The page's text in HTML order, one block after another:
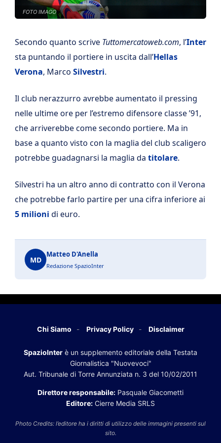
FOTO IMAGO
Secondo quanto scrive Tuttomercatoweb.com, l’Inter
sta puntando il portiere in uscita dall’Hellas
Verona, Marco Silvestri.
Il club nerazzurro avrebbe aumentato il pressing
nelle ultime ore per l’estremo difensore classe ’91,
che arriverebbe come secondo portiere. Ma in
base a quanto visto con la maglia del club scaligero
potrebbe guadagnarsi la maglia da titolare.
Silvestri ha un altro anno di contratto con il Verona
che potrebbe farlo partire per una cifra inferiore ai
5 milioni di euro.
MD
Matteo D'Anella
Redazione SpazioInter
Chi Siamo Privacy Policy Disclaimer
SpazioInter è un supplemento editoriale della Testata
Giornalistica "Nuovevoci"
Aut. Tribunale di Torre Annunziata n. 3 del 10/02/2011
Direttore responsabile: Pasquale Giacometti
Editore: Cierre Media SRLS
Photo Credits: l’editore ha i diritti di utilizzo delle immagini presenti sul
sito.